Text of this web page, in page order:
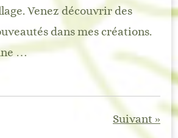
Venez découvrir des
dans mes créations.
…
Suivant »